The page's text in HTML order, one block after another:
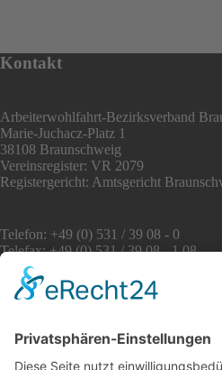
Kontakt
Arbeiterwohlfahrt-Bezirksverband
Marie-Juchacz-Platz 1
38108 Braunschweig
Vereinsregister: VR 2079
Registergericht: Amtsgericht
Telefon: +49 (0) 531 / 39 08 - 0
Telefax: +49 (0) 531 / 39 08 - 1 08
E-Mail: info [at] awo-bs.de